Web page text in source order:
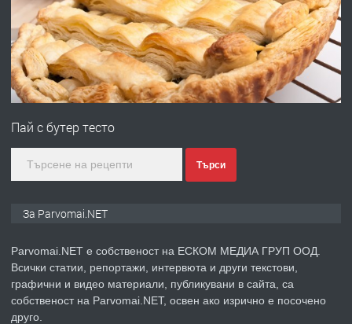
преди 1 година
ПРЕДЛАГА
Първи поход "По стъпките на Ангел
преди 1 година
ПРЕДЛАГА Уроци по Математика
Пай с бутер тесто
Търси
За Parvomai.NET
Parvomai.NET е собственост на ЕСКОМ МЕДИА ГРУП ООД.
Всички статии, репортажи, интервюта и други текстови,
графични и видео материали, публикувани в сайта, са
собственост на Parvomai.NET, освен ако изрично е посочено
друго.